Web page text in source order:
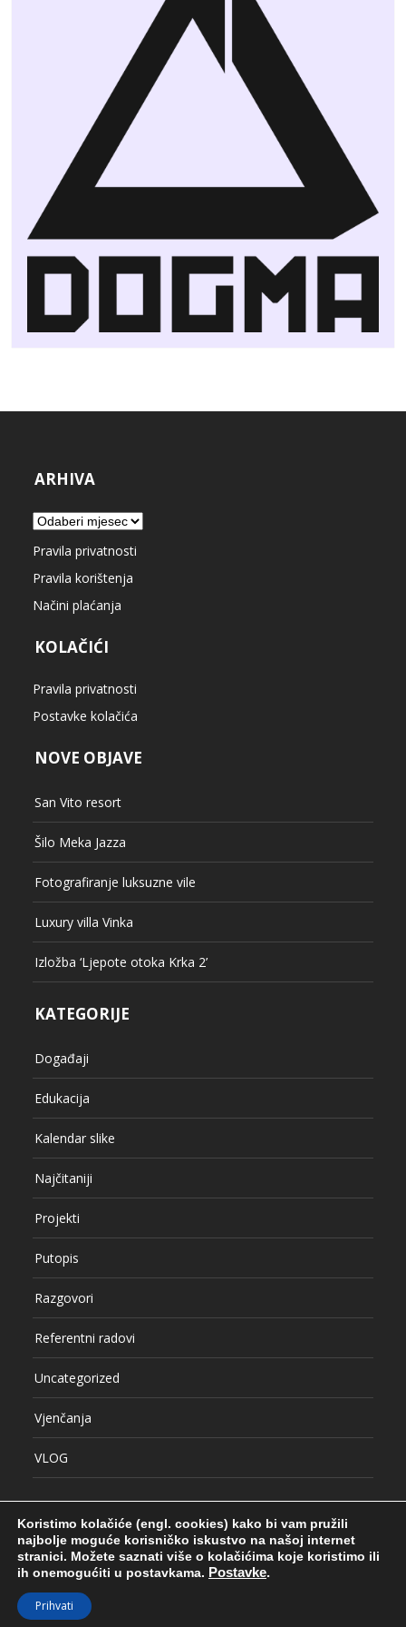
ARHIVA
Arhiva
Pravila privatnosti
Pravila korištenja
Načini plaćanja
KOLAČIĆI
Pravila privatnosti
Postavke kolačića
NOVE OBJAVE
San Vito resort
Šilo Meka Jazza
Fotografiranje luksuzne vile
Luxury villa Vinka
Izložba ‘Ljepote otoka Krka 2’
KATEGORIJE
Događaji
Edukacija
Kalendar slike
Najčitaniji
Projekti
Putopis
Razgovori
Referentni radovi
Uncategorized
Vjenčanja
VLOG
© COPYRIGHT SRĐAN HULAK
RADOVI
Koristimo kolačiće (engl. cookies) kako bi vam pružili
najbolje moguće korisničko iskustvo na našoj internet
stranici. Možete saznati više o kolačićima koje koristimo ili
ih onemogućiti u postavkama. Postavke.
Prihvati